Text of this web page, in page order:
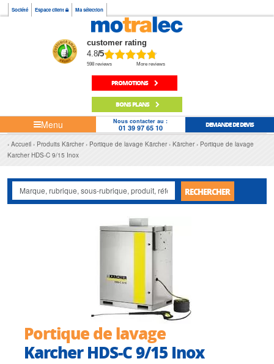
Société Espace client Ma sélection
customer rating
4.8/5
598 reviews More reviews
PROMOTIONS
BONS PLANS
Menu Nous contacter au :
01 39 97 65 10 DEMANDE DE DEVIS
Accueil Produits Kärcher Portique de lavage Kärcher Kärcher
Portique de lavage
Karcher HDS-C 9/15 Inox
RECHERCHER
Portique de lavage
Karcher HDS-C 9/15 Inox